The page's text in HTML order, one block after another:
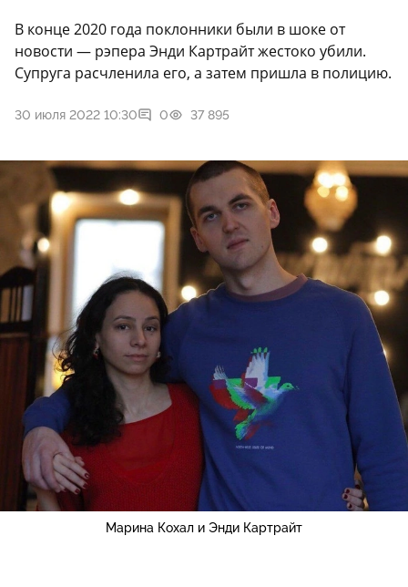
В конце 2020 года поклонники были в шоке от
новости — рэпера Энди Картрайт жестоко убили.
Супруга расчленила его, а затем пришла в полицию.
30 июля 2022 10:30 0 37 895
Марина Кохал и Энди Картрайт